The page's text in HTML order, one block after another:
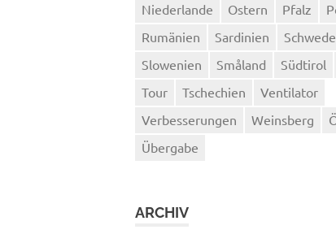
Niederlande
Ostern Pfalz
Rumänien
Sardinien
Slowenien
Småland Südtirol
Tour
Tschechien
Ventilator
Verbesserungen
Weinsberg
Übergabe
ARCHIV